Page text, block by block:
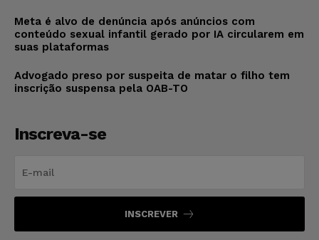
Meta é alvo de denúncia após anúncios com
conteúdo sexual infantil gerado por IA circularem em
suas plataformas
Advogado preso por suspeita de matar o filho tem
inscrição suspensa pela OAB-TO
Inscreva-se
INSCREVER